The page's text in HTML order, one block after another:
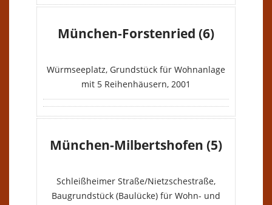
VERKAUFT
München-Forstenried (6)
Würmseeplatz, Grundstück für Wohnanlage
mit 5 Reihenhäusern, 2001
VERKAUFT
München-Milbertshofen (5)
Schleißheimer Straße/Nietzschestraße,
Baugrundstück (Baulücke) für Wohn- und